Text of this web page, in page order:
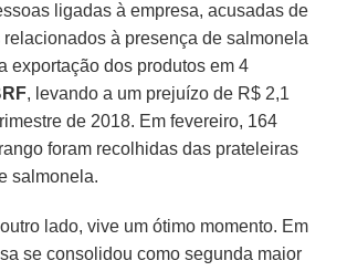
ligadas à empresa, acusadas de
à presença de salmonela
exportação dos produtos em 4
, levando a um prejuízo de R$ 2,1
de 2018. Em fevereiro, 164
foram recolhidas das prateleiras
salmonela.
lado, vive um ótimo momento. Em
se consolidou como segunda maior